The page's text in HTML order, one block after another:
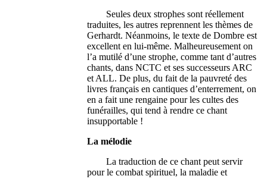
Seules deux strophes sont réellement
traduites, les autres reprennent les thèmes de
Gerhardt. Néanmoins, le texte de Dombre est
excellent en lui-même. Malheureusement on
l’a mutilé d’une strophe, comme tant d’autres
chants, dans NCTC et ses successeurs ARC
et ALL. De plus, du fait de la pauvreté des
livres français en cantiques d’enterrement, on
en a fait une rengaine pour les cultes des
funérailles, qui tend à rendre ce chant
insupportable !
La mélodie
La traduction de ce chant peut servir
pour le combat spirituel, la maladie et